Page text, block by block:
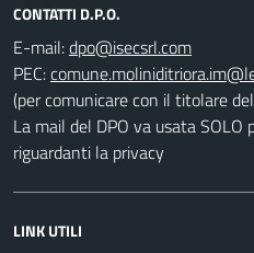
CONTATTI D.P.O.
E-mail:
PEC:
(per comunicare con il titolare
La mail del DPO va usata SOLO
riguardanti la privacy
LINK UTILI